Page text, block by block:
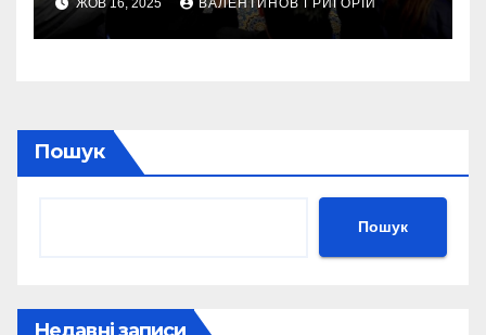
домовилися союзники
України
ЖОВ 16, 2025 ВАЛЕНТИНОВ ГРИГОРІЙ
Пошук
Пошук